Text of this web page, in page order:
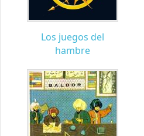
Los juegos del
hambre